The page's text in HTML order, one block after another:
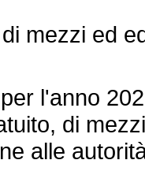
mezzi ed
l'anno
di
alle